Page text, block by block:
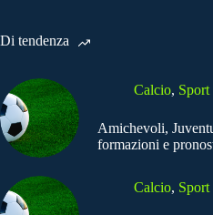
Di tendenza
Calcio, Sport
Amichevoli,
formazioni e
Calcio, Sport